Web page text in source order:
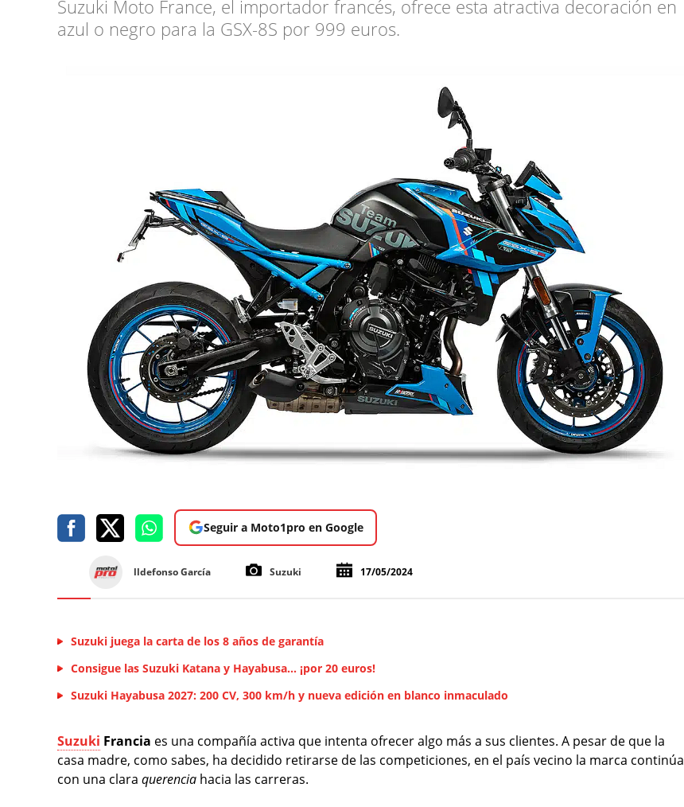
Suzuki Moto France, el importador francés, ofrece esta atractiva decoración en
azul o negro para la GSX-8S por 999 euros.
Seguir a Moto1pro en Google
lldefonso García Suzuki 17/05/2024
Suzuki juega la carta de los 8 años de garantía
Consigue las Suzuki Katana y Hayabusa... ¡por 20 euros!
Suzuki Hayabusa 2027: 200 CV, 300 km/h y nueva edición en blanco inmaculado
Suzuki Francia es una compañía activa que intenta ofrecer algo más a sus clientes. A pesar de que la
casa madre, como sabes, ha decidido retirarse de las competiciones, en el país vecino la marca continúa
con una clara querencia hacia las carreras.